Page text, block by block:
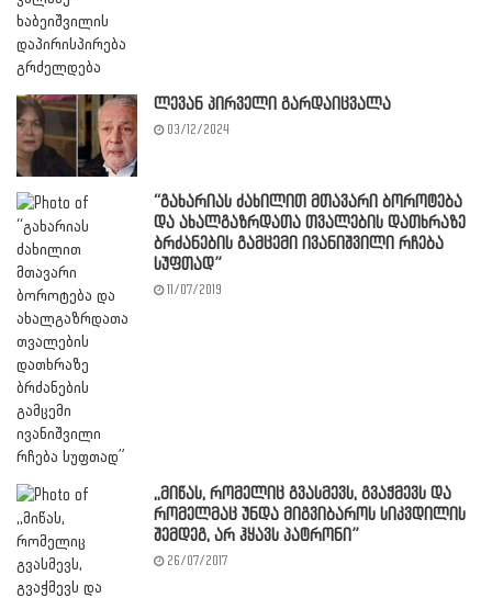
ლევან პირველი გარდაიცვალა
03/12/2024
“გახარიას ძახილით მთავარი ბოროტება
და ახალგაზრდათა თვალების დათხრაზე
ბრძანების გამცემი ივანიშვილი რჩება
სუფთად”
11/07/2019
,,მიწას, რომელიც გვასმევს, გვაჭმევს და
რომელმაც უნდა მიგვიბაროს სიკვდილის
შემდეგ, არ ჰყავს პატრონი”
26/07/2017